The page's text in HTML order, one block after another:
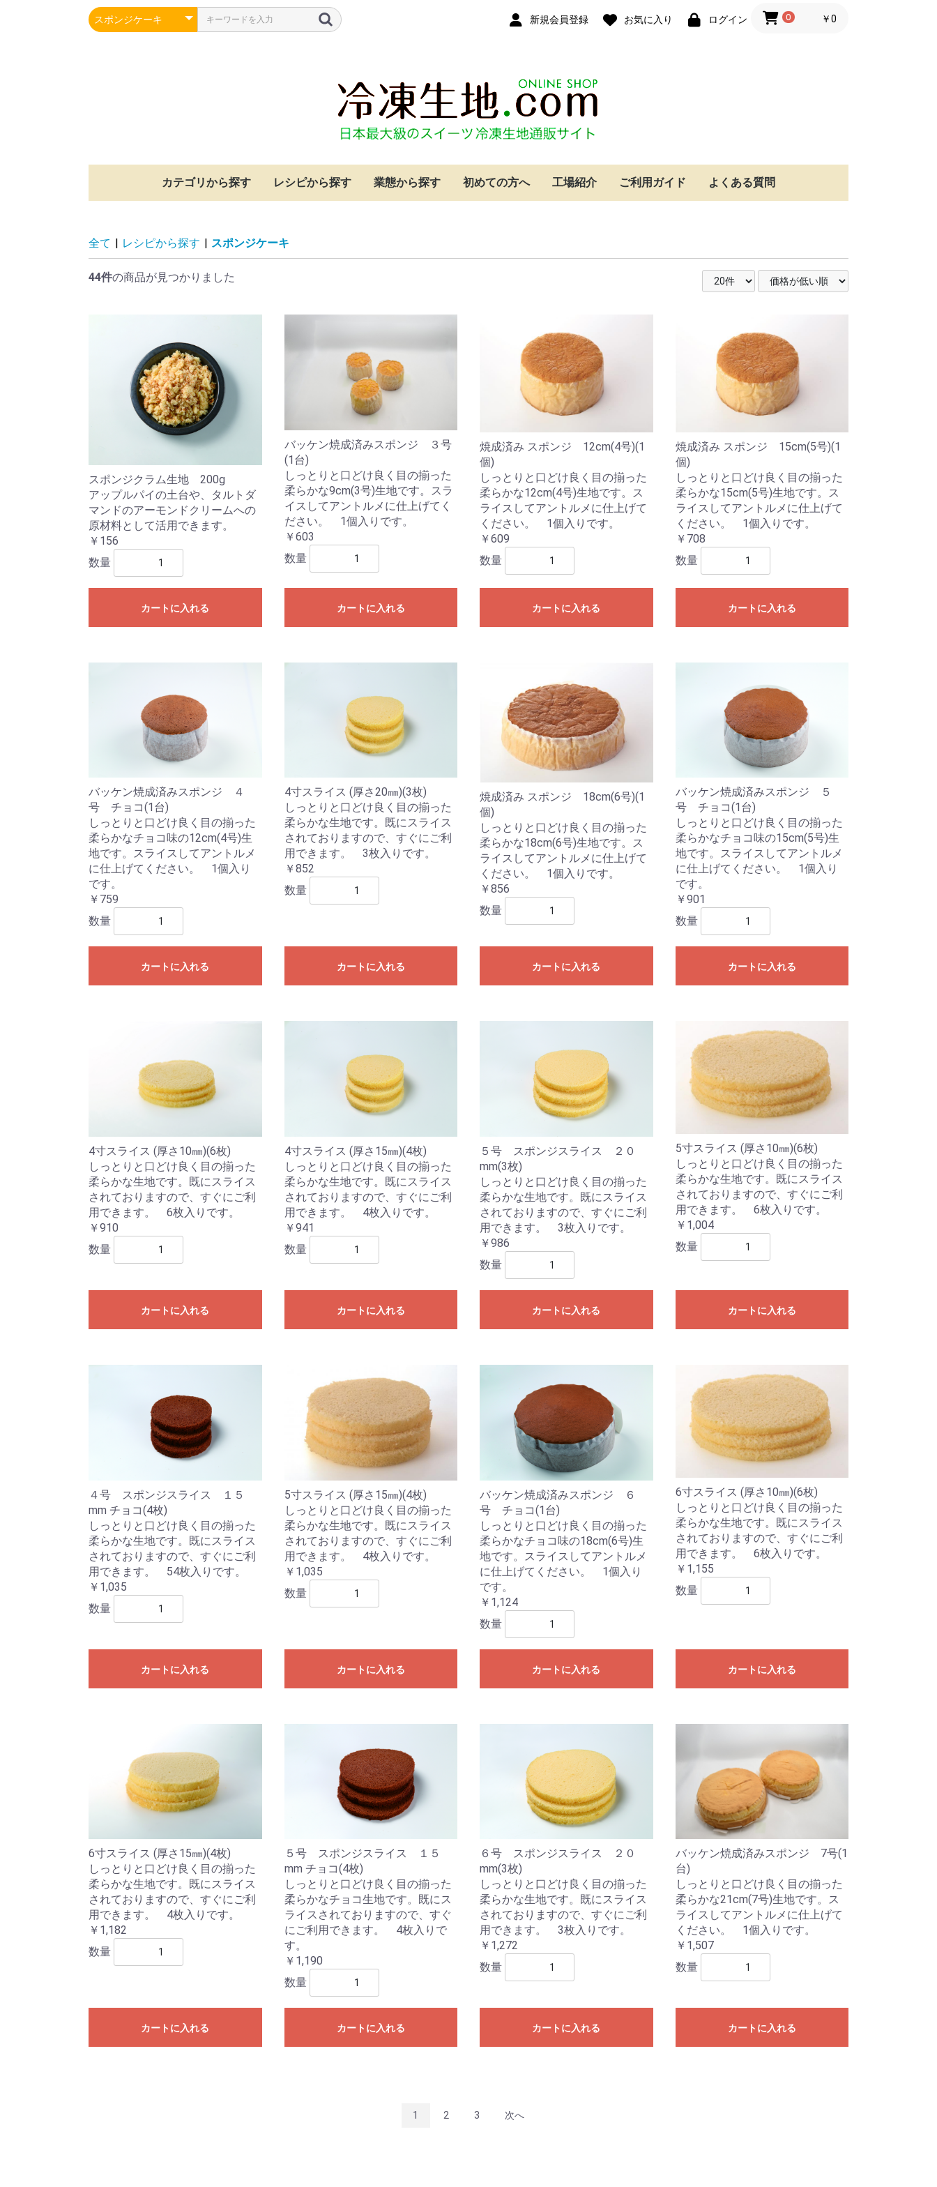
新規会員登録 お気に入り ログイン 0 ￥0
カテゴリから探す レシピから探す 業態から探す 初めての方へ 工場紹介 ご利用ガイド よくある質問
全て | レシピから探す | スポンジケーキ
44件の商品が見つかりました
スポンジクラム生地 200g
アップルパイの土台や、タルトダ
マンドのアーモンドクリームへの
原材料として活用できます。
￥156
数量
カートに入れる
バッケン焼成済みスポンジ ３号
(1台)
しっとりと口どけ良く目の揃った
柔らかな9cm(3号)生地です。スラ
イスしてアントルメに仕上げてく
ださい。 1個入りです。
￥603
数量
カートに入れる
焼成済み スポンジ 12cm(4号)(1
個)
しっとりと口どけ良く目の揃った
柔らかな12cm(4号)生地です。ス
ライスしてアントルメに仕上げて
ください。 1個入りです。
￥609
数量
カートに入れる
焼成済み スポンジ 15cm(5号)(1
個)
しっとりと口どけ良く目の揃った
柔らかな15cm(5号)生地です。ス
ライスしてアントルメに仕上げて
ください。 1個入りです。
￥708
数量
カートに入れる
バッケン焼成済みスポンジ ４
号 チョコ(1台)
しっとりと口どけ良く目の揃った
柔らかなチョコ味の12cm(4号)生
地です。スライスしてアントルメ
に仕上げてください。 1個入り
です。
￥759
数量
カートに入れる
4寸スライス (厚さ20㎜)(3枚)
しっとりと口どけ良く目の揃った
柔らかな生地です。既にスライス
されておりますので、すぐにご利
用できます。 3枚入りです。
￥852
数量
カートに入れる
焼成済み スポンジ 18cm(6号)(1
個)
しっとりと口どけ良く目の揃った
柔らかな18cm(6号)生地です。ス
ライスしてアントルメに仕上げて
ください。 1個入りです。
￥856
数量
カートに入れる
バッケン焼成済みスポンジ ５
号 チョコ(1台)
しっとりと口どけ良く目の揃った
柔らかなチョコ味の15cm(5号)生
地です。スライスしてアントルメ
に仕上げてください。 1個入り
です。
￥901
数量
カートに入れる
4寸スライス (厚さ10㎜)(6枚)
しっとりと口どけ良く目の揃った
柔らかな生地です。既にスライス
されておりますので、すぐにご利
用できます。 6枚入りです。
￥910
数量
カートに入れる
4寸スライス (厚さ15㎜)(4枚)
しっとりと口どけ良く目の揃った
柔らかな生地です。既にスライス
されておりますので、すぐにご利
用できます。 4枚入りです。
￥941
数量
カートに入れる
５号 スポンジスライス ２０
mm(3枚)
しっとりと口どけ良く目の揃った
柔らかな生地です。既にスライス
されておりますので、すぐにご利
用できます。 3枚入りです。
￥986
数量
カートに入れる
5寸スライス (厚さ10㎜)(6枚)
しっとりと口どけ良く目の揃った
柔らかな生地です。既にスライス
されておりますので、すぐにご利
用できます。 6枚入りです。
￥1,004
数量
カートに入れる
４号 スポンジスライス １５
mm チョコ(4枚)
しっとりと口どけ良く目の揃った
柔らかな生地です。既にスライス
されておりますので、すぐにご利
用できます。 54枚入りです。
￥1,035
数量
カートに入れる
5寸スライス (厚さ15㎜)(4枚)
しっとりと口どけ良く目の揃った
柔らかな生地です。既にスライス
されておりますので、すぐにご利
用できます。 4枚入りです。
￥1,035
数量
カートに入れる
バッケン焼成済みスポンジ ６
号 チョコ(1台)
しっとりと口どけ良く目の揃った
柔らかなチョコ味の18cm(6号)生
地です。スライスしてアントルメ
に仕上げてください。 1個入り
です。
￥1,124
数量
カートに入れる
6寸スライス (厚さ10㎜)(6枚)
しっとりと口どけ良く目の揃った
柔らかな生地です。既にスライス
されておりますので、すぐにご利
用できます。 6枚入りです。
￥1,155
数量
カートに入れる
6寸スライス (厚さ15㎜)(4枚)
しっとりと口どけ良く目の揃った
柔らかな生地です。既にスライス
されておりますので、すぐにご利
用できます。 4枚入りです。
￥1,182
数量
カートに入れる
５号 スポンジスライス １５
mm チョコ(4枚)
しっとりと口どけ良く目の揃った
柔らかなチョコ生地です。既にス
ライスされておりますので、すぐ
にご利用できます。 4枚入りで
す。
￥1,190
数量
カートに入れる
６号 スポンジスライス ２０
mm(3枚)
しっとりと口どけ良く目の揃った
柔らかな生地です。既にスライス
されておりますので、すぐにご利
用できます。 3枚入りです。
￥1,272
数量
カートに入れる
バッケン焼成済みスポンジ 7号(1
台)
しっとりと口どけ良く目の揃った
柔らかな21cm(7号)生地です。ス
ライスしてアントルメに仕上げて
ください。 1個入りです。
￥1,507
数量
カートに入れる
1 2 3 次へ